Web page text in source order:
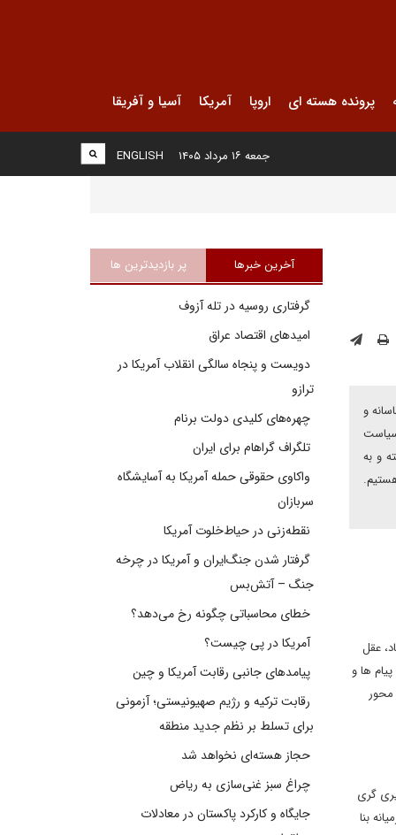
پرونده هسته ای اروپا آمریکا آسیا و آفریقا
ENGLISH جمعه ۱۶ مرداد ۱۴۰۵
و
و به
عقل
ها و
محور
گری
بنا
آخرین خبرها پر بازدیدترین ها
گرفتاری روسیه در تله آزوف
امیدهای اقتصاد عراق
دویست و پنجاه سالگی انقلاب آمریکا در
ترازو
چهره‌های کلیدی دولت برنام
تلگراف گراهام برای ایران
واکاوی حقوقی حمله آمریکا به آسایشگاه
سربازان
نقطه‌زنی در حیاط‌خلوت آمریکا
گرفتار شدن جنگ‌ایران و آمریکا در چرخه
جنگ – آتش‌بس
خطای محاسباتی چگونه رخ می‌دهد؟
آمریکا در پی چیست؟
پیامدهای جانبی رقابت آمریکا و چین
رقابت ترکیه و رژیم صهیونیستی؛ آزمونی
برای تسلط بر نظم جدید منطقه
حجاز هسته‌ای نخواهد شد
چراغ سبز غنی‌سازی به ریاض
جایگاه و کارکرد پاکستان در معادلات